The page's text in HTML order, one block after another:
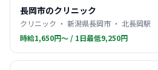
長岡市のクリニック
クリニック ・ 新潟県長岡市 ・ 北長岡駅
時給1,650円〜 / 1日最低9,250円